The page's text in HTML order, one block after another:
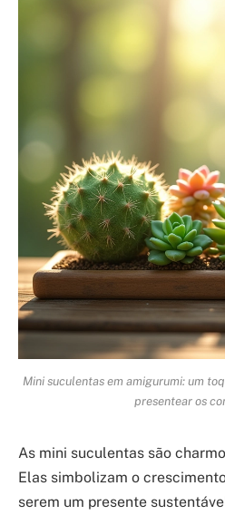
Mini suculentas em amigurumi: um
presentear os
As mini suculentas são
Elas simbolizam o
serem um presente